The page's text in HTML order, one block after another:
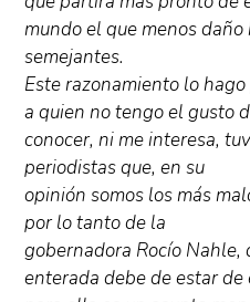
mundo el que menos daño
semejantes.
Este razonamiento lo
a quien no tengo el gusto
conocer, ni me interesa,
periodistas que, en su
opinión somos los más
por lo tanto de la
gobernadora Rocío Nahle,
enterada debe de estar de